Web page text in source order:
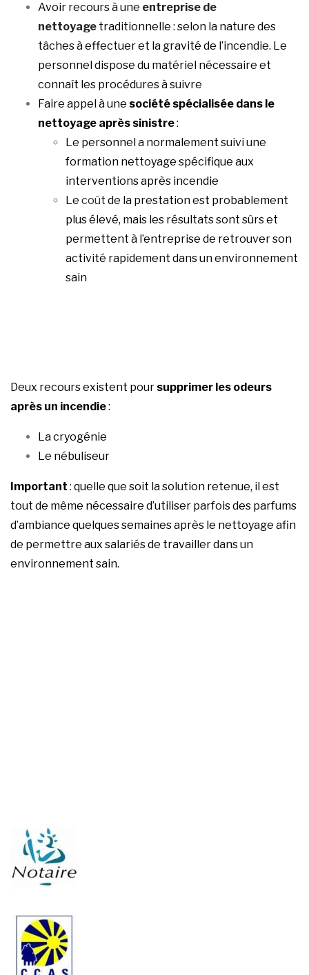
Avoir recours à une entreprise de
nettoyage traditionnelle : selon la nature des
tâches à effectuer et la gravité de l’incendie. Le
personnel dispose du matériel nécessaire et
connaît les procédures à suivre
Faire appel à une société spécialisée dans le
nettoyage après sinistre:
Le personnel a normalement suivi une
formation nettoyage spécifique aux
interventions après incendie
Le coût de la prestation est probablement
plus élevé, mais les résultats sont sûrs et
permettent à l’entreprise de retrouver son
activité rapidement dans un environnement
sain
Deux recours existent pour supprimer les odeurs
après un incendie:
La cryogénie
Le nébuliseur
Important : quelle que soit la solution retenue, il est
tout de même nécessaire d’utiliser parfois des parfums
d’ambiance quelques semaines après le nettoyage afin
de permettre aux salariés de travailler dans un
environnement sain.